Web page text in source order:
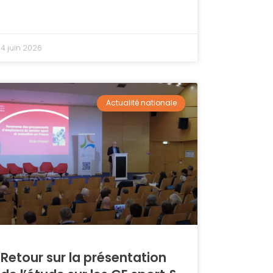
4 juin 2026
Actualité nationale
Retour sur la présentation